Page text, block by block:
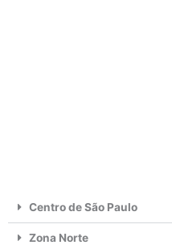
Centro de São Paulo
Zona Norte